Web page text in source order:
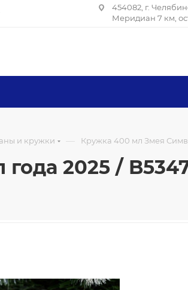
454082, г.
Меридиан 7 км,
и кружки — Кружка 400 мл Змея
2025 /